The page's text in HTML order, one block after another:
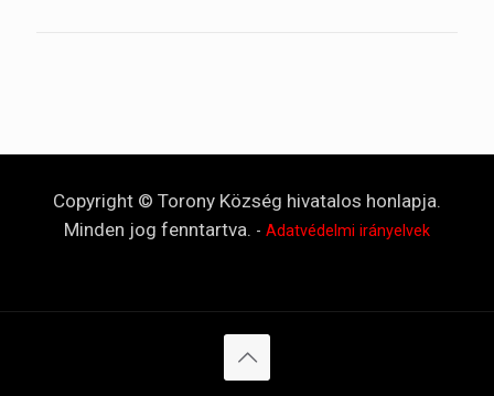
Copyright © Torony Község hivatalos honlapja.
Minden jog fenntartva. - Adatvédelmi irányelvek